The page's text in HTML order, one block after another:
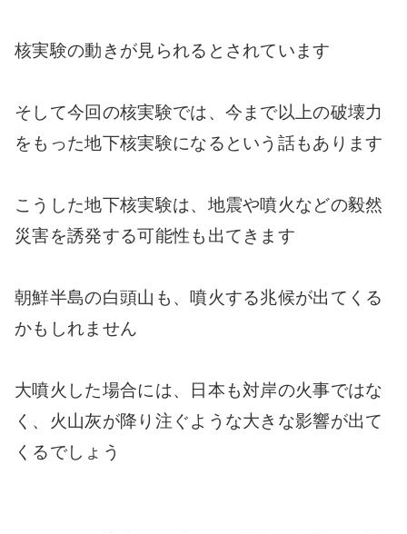
核実験の動きが見られるとされています
そして今回の核実験では、今まで以上の破壊力
をもった地下核実験になるという話もあります
こうした地下核実験は、地震や噴火などの毅然
災害を誘発する可能性も出てきます
朝鮮半島の白頭山も、噴火する兆候が出てくる
かもしれません
大噴火した場合には、日本も対岸の火事ではな
く、火山灰が降り注ぐような大きな影響が出て
くるでしょう